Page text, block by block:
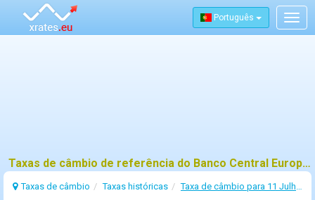
Português
Taxas de câmbio de referência do Banco Central Europeu (BCE) para 11 julho 2019
Taxas de câmbio Taxas históricas Taxa de câmbio para 11 Julho 2019